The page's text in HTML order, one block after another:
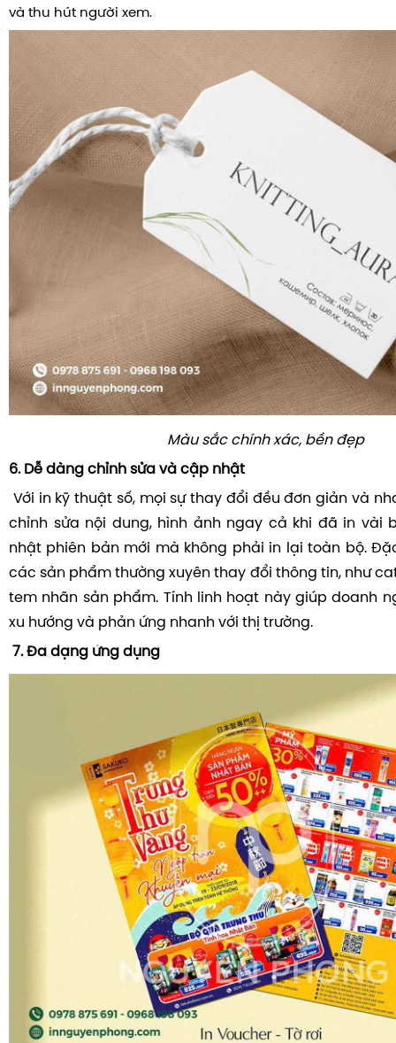
và thu hút người xem.
Màu sắc chính xác, bền đẹp
6. Dễ dàng chỉnh sửa và cập nhật
Với in kỹ thuật số, mọi sự thay đổi đều đơn giản và
chỉnh sửa nội dung, hình ảnh ngay cả khi đã in vài
nhật phiên bản mới mà không phải in lại toàn bộ.
các sản phẩm thường xuyên thay đổi thông tin, như
tem nhãn sản phẩm. Tính linh hoạt này giúp doanh
xu hướng và phản ứng nhanh với thị trường.
7. Đa dạng ứng dụng